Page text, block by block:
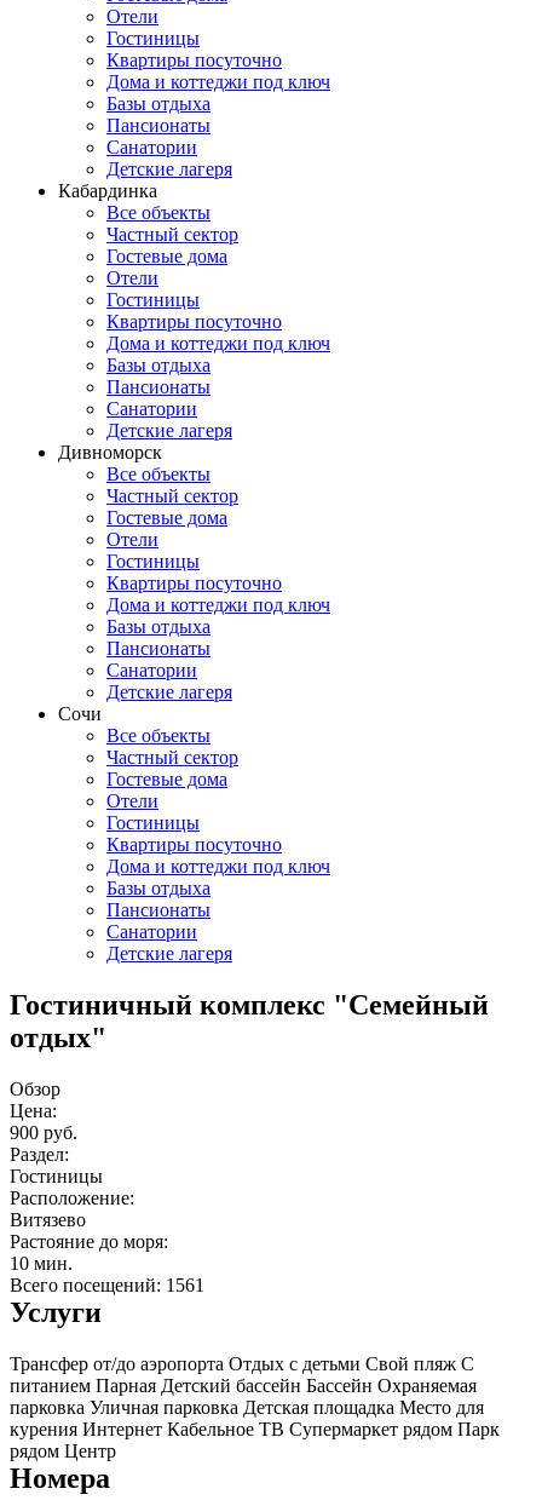
Отели
Гостиницы
Квартиры посуточно
Дома и коттеджи под ключ
Базы отдыха
Пансионаты
Санатории
Детские лагеря
Кабардинка
Все объекты
Частный сектор
Гостевые дома
Отели
Гостиницы
Квартиры посуточно
Дома и коттеджи под ключ
Базы отдыха
Пансионаты
Санатории
Детские лагеря
Дивноморск
Все объекты
Частный сектор
Гостевые дома
Отели
Гостиницы
Квартиры посуточно
Дома и коттеджи под ключ
Базы отдыха
Пансионаты
Санатории
Детские лагеря
Сочи
Все объекты
Частный сектор
Гостевые дома
Отели
Гостиницы
Квартиры посуточно
Дома и коттеджи под ключ
Базы отдыха
Пансионаты
Санатории
Детские лагеря
Гостиничный комплекс "Семейный
отдых"
Обзор
Цена:
900 руб.
Раздел:
Гостиницы
Расположение:
Витязево
Растояние до моря:
10 мин.
Всего посещений: 1561
Услуги
Трансфер от/до аэропорта Отдых с детьми Свой пляж С
питанием Парная Детский бассейн Бассейн Охраняемая
парковка Уличная парковка Детская площадка Место для
курения Интернет Кабельное ТВ Супермаркет рядом Парк
рядом Центр
Номера